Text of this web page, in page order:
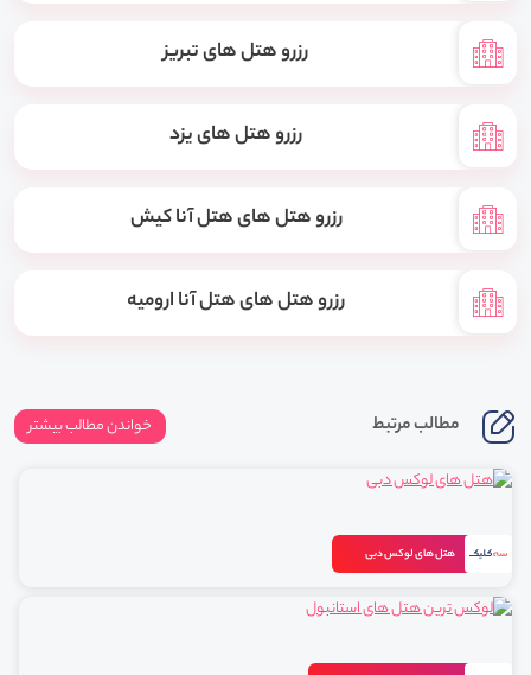
رزرو هتل های تبریز
رزرو هتل های یزد
رزرو هتل های هتل آنا کیش
رزرو هتل های هتل آنا ارومیه
مطالب مرتبط خواندن مطالب بیشتر
هتل های لوکس دبی